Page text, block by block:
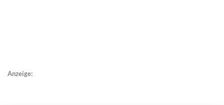
Anzeige: